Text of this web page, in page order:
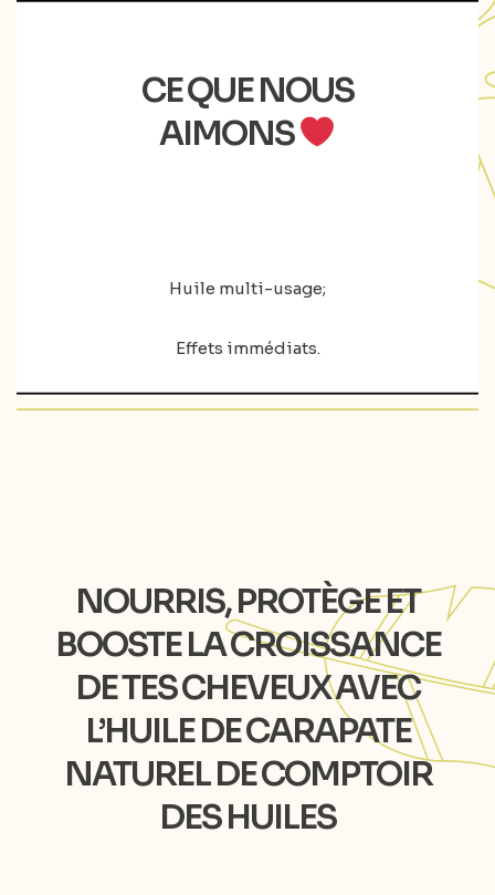
CE QUE NOUS
AIMONS
Huile multi-usage;
Effets immédiats.
NOURRIS, PROTÈGE ET
BOOSTE LA CROISSANCE
DE TES CHEVEUX AVEC
L’HUILE DE CARAPATE
NATUREL DE COMPTOIR
DES HUILES